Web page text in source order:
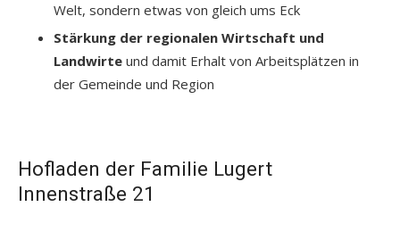
Welt, sondern etwas von gleich ums Eck
Stärkung der regionalen Wirtschaft und
Landwirte und damit Erhalt von Arbeitsplätzen in
der Gemeinde und Region
Hofladen der Familie Lugert
Innenstraße 21